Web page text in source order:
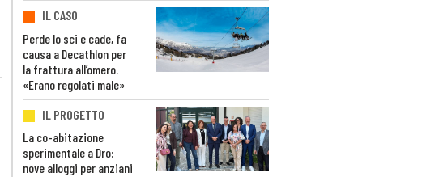
IL CASO
Perde lo sci e cade, fa
causa a Decathlon per
la frattura all’omero.
«Erano regolati male»
IL PROGETTO
La co-abitazione
sperimentale a Dro:
nove alloggi per anziani